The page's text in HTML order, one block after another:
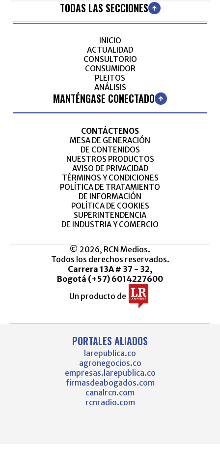
TODAS LAS SECCIONES
INICIO
ACTUALIDAD
CONSULTORIO
CONSUMIDOR
PLEITOS
ANÁLISIS
MANTÉNGASE CONECTADO
CONTÁCTENOS
MESA DE GENERACIÓN
DE CONTENIDOS
NUESTROS PRODUCTOS
AVISO DE PRIVACIDAD
TÉRMINOS Y CONDICIONES
POLÍTICA DE TRATAMIENTO
DE INFORMACIÓN
POLÍTICA DE COOKIES
SUPERINTENDENCIA
DE INDUSTRIA Y COMERCIO
© 2026, RCN Medios.
Todos los derechos reservados.
Carrera 13A # 37 - 32,
Bogotá (+57) 6014227600
Un producto de
PORTALES ALIADOS
larepublica.co
agronegocios.co
empresas.larepublica.co
firmasdeabogados.com
canalrcn.com
rcnradio.com